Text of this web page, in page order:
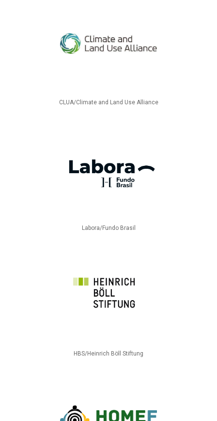
CLUA/Climate and Land Use Alliance
Labora/Fundo Brasil
HBS/Heinrich Böll Stiftung